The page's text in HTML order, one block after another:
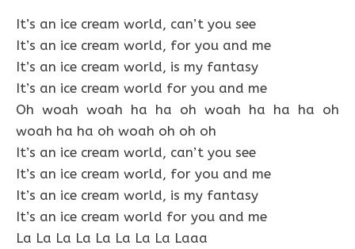
It’s an ice cream world, can’t you see
It’s an ice cream world, for you and me
It’s an ice cream world, is my fantasy
It’s an ice cream world for you and me
Oh woah woah ha ha oh woah ha ha ha oh
woah ha ha oh woah oh oh oh
It’s an ice cream world, can’t you see
It’s an ice cream world, for you and me
It’s an ice cream world, is my fantasy
It’s an ice cream world for you and me
La La La La La La La La Laaa